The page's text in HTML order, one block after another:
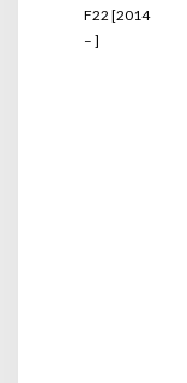
F22 [2014
– ]